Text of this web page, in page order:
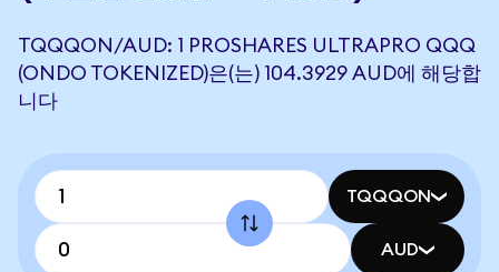
TQQQON/AUD: 1 PROSHARES ULTRAPRO QQQ
(ONDO TOKENIZED)은(는) 104.3929 AUD에 해당합
니다
TQQQON
AUD